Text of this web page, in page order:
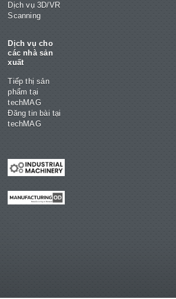
Dịch vụ 3D/VR
Scanning
Dịch vụ cho
các nhà sản
xuất
Tiếp thị sản
phẩm tại
techMAG
Đăng tin bài tại
techMAG